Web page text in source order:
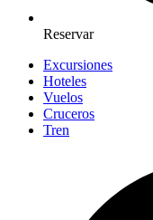
Reservar
Excursiones
Hoteles
Vuelos
Cruceros
Tren